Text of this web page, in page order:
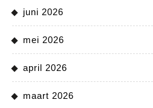
juni 2026
mei 2026
april 2026
maart 2026